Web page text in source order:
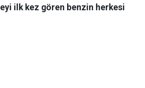
ilk kez gören benzin herkesi